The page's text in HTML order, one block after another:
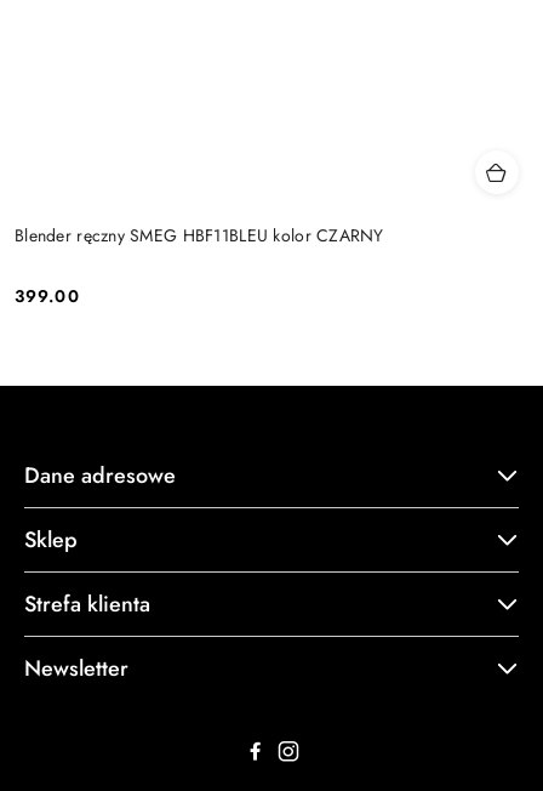
Blender ręczny SMEG HBF11BLEU kolor CZARNY
Cena:
399.00
Dane adresowe
Sklep
Strefa klienta
Newsletter